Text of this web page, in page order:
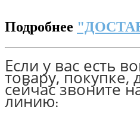
Подробнее
Если у вас есть
товару, покупке,
сейчас звоните
линию: